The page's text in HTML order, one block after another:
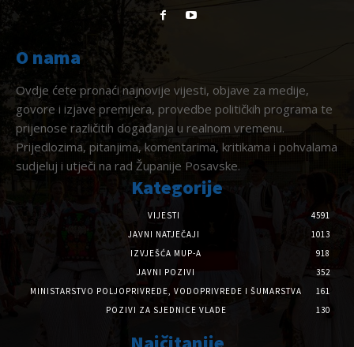
O nama
Ovdje ćete pronaći najnovije vijesti, objave za medije,
govore i izjave premijera, provedbe političkih programa te
prijenose različitih događanja u realnom vremenu.
Prijedlozima, pitanjima, komentarima, kritikama i pohvalama
sudjeluj i utječi na rad Županije Posavske.
Kategorije
VIJESTI
4591
JAVNI NATJEČAJI
1013
IZVJEŠĆA MUP-A
918
JAVNI POZIVI
352
MINISTARSTVO POLJOPRIVREDE, VODOPRIVREDE I ŠUMARSTVA
161
POZIVI ZA SJEDNICE VLADE
130